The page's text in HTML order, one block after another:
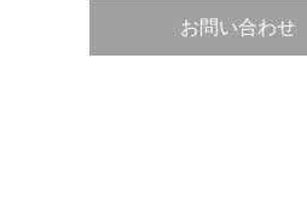
お問い合わせ